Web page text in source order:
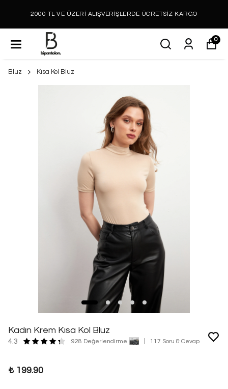
2000 TL VE ÜZERİ ALIŞVERİŞLERDE ÜCRETSİZ KARGO
0
Bluz Kısa Kol Bluz
Kadın Krem Kısa Kol Bluz
4.3 928 Değerlendirme 117 Soru & Cevap
₺ 199.90